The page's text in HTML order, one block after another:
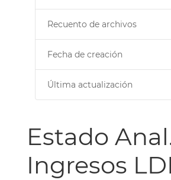
Recuento de archivos
Fecha de creación
Última actualización
Estado
Ingresos